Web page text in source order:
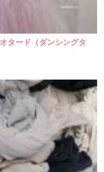
タード（ダンシングタ